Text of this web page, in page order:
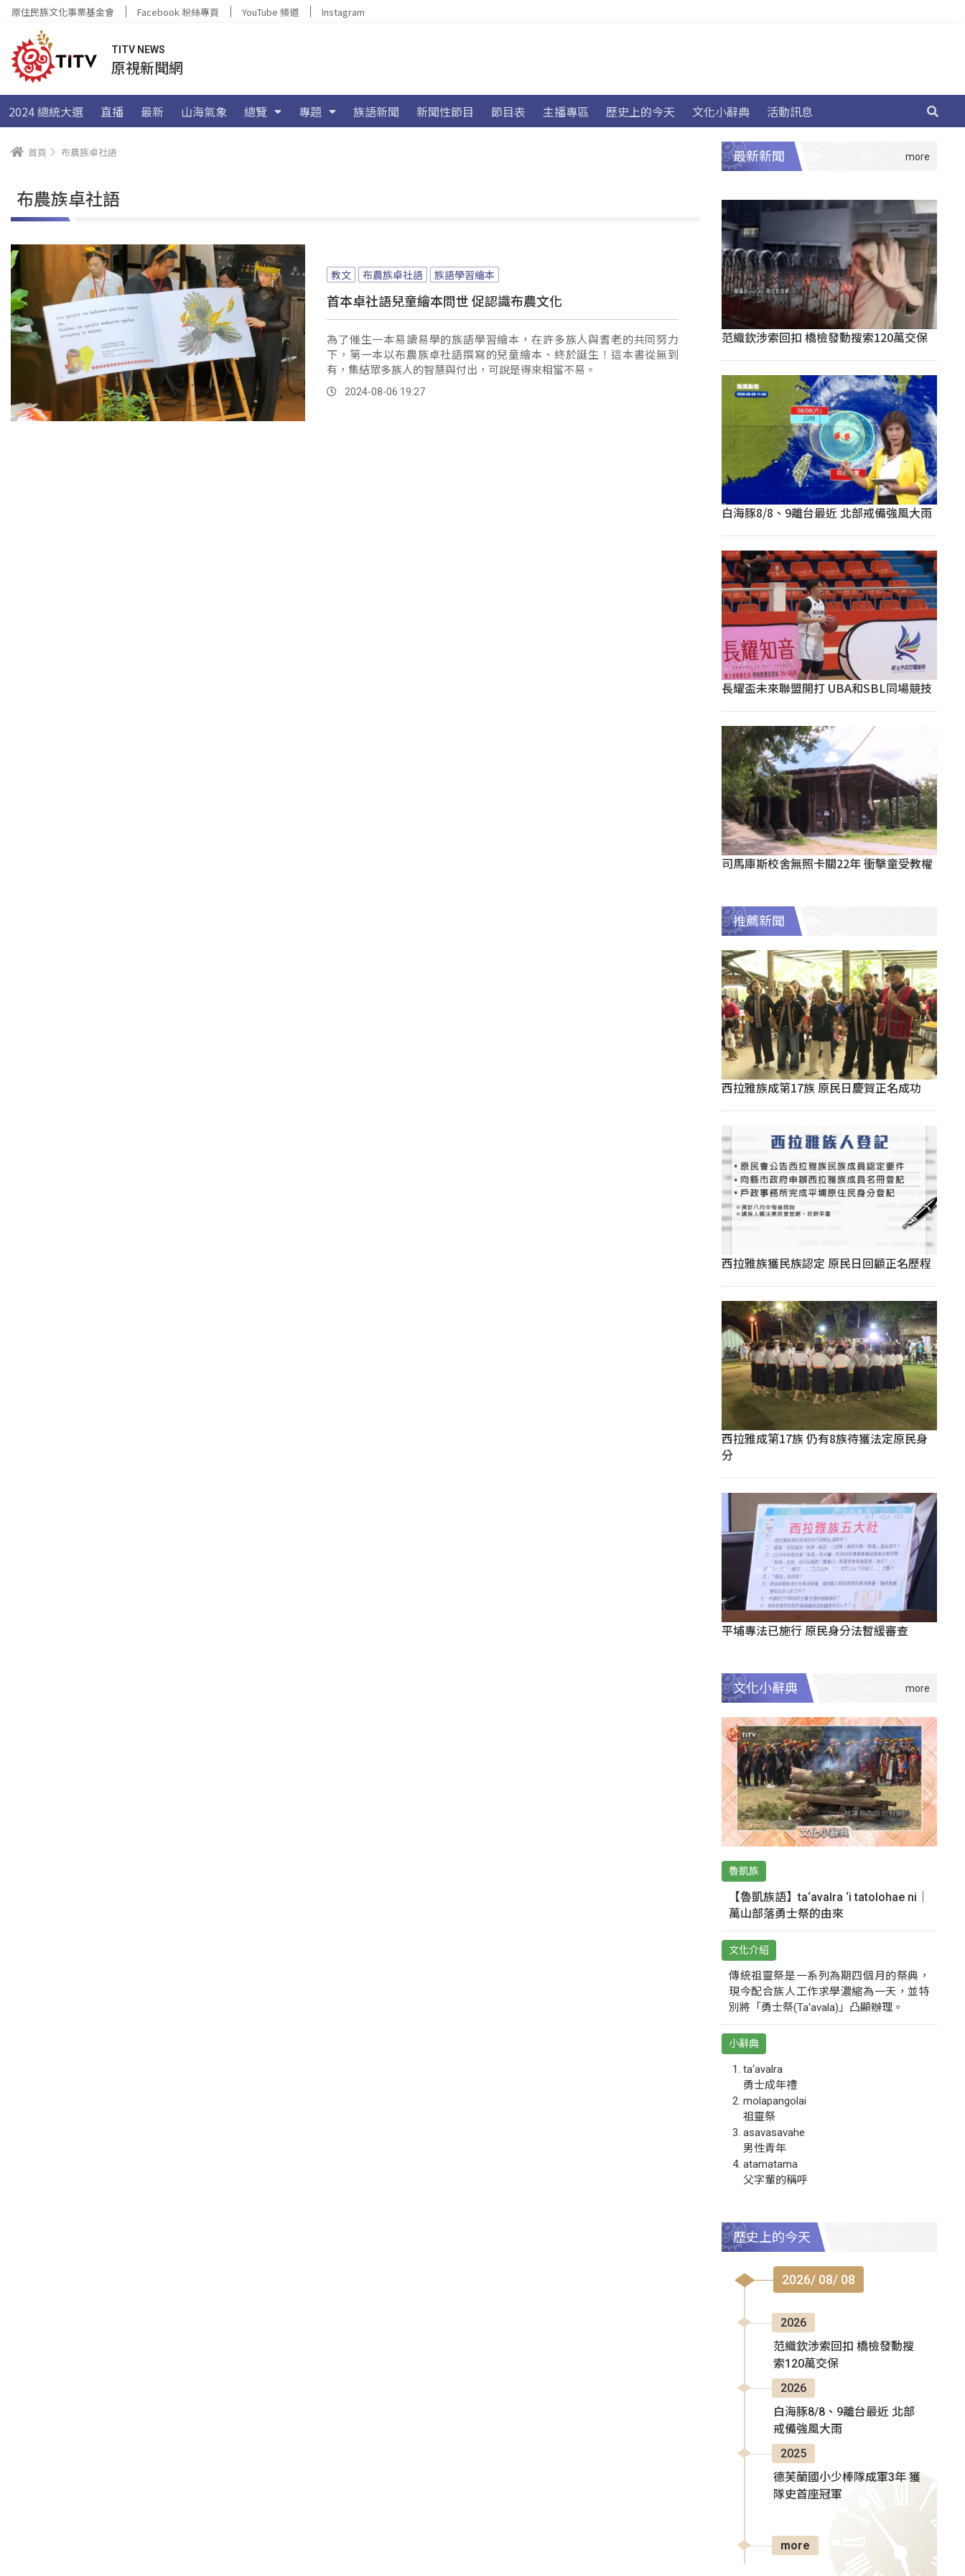
原住民族文化事業基金會 Facebook 粉絲專頁 YouTube 頻道 Instagram
TITV NEWS
原視新聞網
2024 總統大選 直播 最新 山海氣象 總覽 專題 族語新聞 新聞性節目 節目表 主播專區 歷史上的今天 文化小辭典 活動訊息
首頁 布農族卓社語
布農族卓社語
教文 布農族卓社語 族語學習繪本
首本卓社語兒童繪本問世 促認識布農文化
為了催生一本易讀易學的族語學習繪本，在許多族人與耆老的共同努力
下，第一本以布農族卓社語撰寫的兒童繪本、終於誕生！這本書從無到
有，集結眾多族人的智慧與付出，可說是得來相當不易。
2024-08-06 19:27
最新新聞
范織欽涉索回扣 橋檢發動搜索120萬交保
白海豚8/8、9離台最近 北部戒備強風大雨
長耀盃未來聯盟開打 UBA和SBL同場競技
司馬庫斯校舍無照卡關22年 衝擊童受教權
推薦新聞
西拉雅族成第17族 原民日慶賀正名成功
西拉雅族獲民族認定 原民日回顧正名歷程
西拉雅成第17族 仍有8族待獲法定原民身
分
平埔專法已施行 原民身分法暫緩審查
文化小辭典
魯凱族
【魯凱族語】ta‘avalra ‘i tatolohae ni｜
萬山部落勇士祭的由來
文化介紹
傳統祖靈祭是一系列為期四個月的祭典，
現今配合族人工作求學濃縮為一天，並特
別將「勇士祭(Ta‘avala)」凸顯辦理。
小辭典
ta‘avalra
勇士成年禮
molapangolai
祖靈祭
asavasavahe
男性青年
atamatama
父字輩的稱呼
歷史上的今天
2026/ 08/ 08
2026
范織欽涉索回扣 橋檢發動搜
索120萬交保
2026
白海豚8/8、9離台最近 北部
戒備強風大雨
2025
德芙蘭國小少棒隊成軍3年 獲
隊史首座冠軍
more